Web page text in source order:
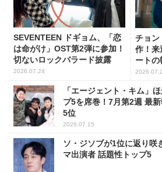
SEVENTEEN ドギョム、「恋
は命がけ」OST第2弾に参加！
切ないロックバラード披露
2026.07.24
チョン
作！来
ートの
「エージェント・キム」
プ5を席巻！7月第2週 最
5位
2026.07.15
ソ・ジソブが1位に返り咲
マ出演者 話題性トップ5